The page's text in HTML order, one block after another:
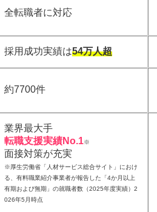
全転職者に対応
採用成功実績は54万人超
約7700件
業界最大手
転職支援実績No.1※
面接対策が充実
※厚生労働省「人材サービス総合サイト」におけ
る、有料職業紹介事業者が報告した「4か月以上
有期および無期」の就職者数（2025年度実績）2
026年5月時点